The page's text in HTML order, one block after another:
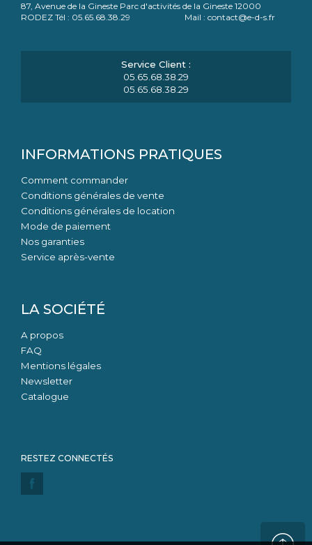
87, Avenue de la Gineste Parc d'activités de la Gineste 12000
RODEZ Tél : 05.65.68.38.29 Mail : contact@e-d-s.fr
05.65.68.38.29
05.65.68.38.29
INFORMATIONS PRATIQUES
Comment commander
Conditions générales de vente
Conditions générales de location
Mode de paiement
Nos garanties
Service après-vente
LA SOCIÉTÉ
A propos
FAQ
Mentions légales
Newsletter
Catalogue